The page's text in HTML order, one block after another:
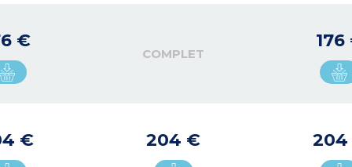
€
COMPLET
176
€ 204 €